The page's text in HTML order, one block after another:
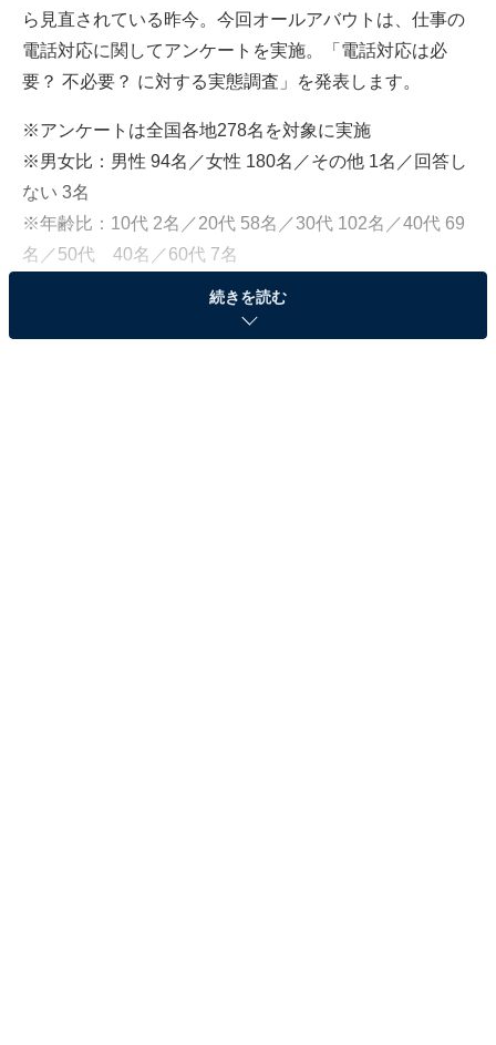
ら見直されている昨今。今回オールアバウトは、仕事の
電話対応に関してアンケートを実施。「電話対応は必
要？ 不必要？ に対する実態調査」を発表します。
※アンケートは全国各地278名を対象に実施
※男女比：男性 94名／女性 180名／その他 1名／回答し
ない 3名
※年齢比：10代 2名／20代 58名／30代 102名／40代 69
名／50代 40名／60代 7名
続きを読む